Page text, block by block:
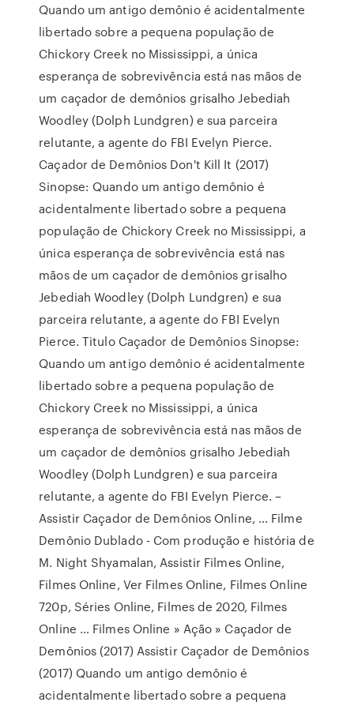
Quando um antigo demônio é acidentalmente
libertado sobre a pequena população de
Chickory Creek no Mississippi, a única
esperança de sobrevivência está nas mãos de
um caçador de demônios grisalho Jebediah
Woodley (Dolph Lundgren) e sua parceira
relutante, a agente do FBI Evelyn Pierce.
Caçador de Demônios Don't Kill It (2017)
Sinopse: Quando um antigo demônio é
acidentalmente libertado sobre a pequena
população de Chickory Creek no Mississippi, a
única esperança de sobrevivência está nas
mãos de um caçador de demônios grisalho
Jebediah Woodley (Dolph Lundgren) e sua
parceira relutante, a agente do FBI Evelyn
Pierce. Titulo Caçador de Demônios Sinopse:
Quando um antigo demônio é acidentalmente
libertado sobre a pequena população de
Chickory Creek no Mississippi, a única
esperança de sobrevivência está nas mãos de
um caçador de demônios grisalho Jebediah
Woodley (Dolph Lundgren) e sua parceira
relutante, a agente do FBI Evelyn Pierce. –
Assistir Caçador de Demônios Online, … Filme
Demônio Dublado - Com produção e história de
M. Night Shyamalan, Assistir Filmes Online,
Filmes Online, Ver Filmes Online, Filmes Online
720p, Séries Online, Filmes de 2020, Filmes
Online … Filmes Online » Ação » Caçador de
Demônios (2017) Assistir Caçador de Demônios
(2017) Quando um antigo demônio é
acidentalmente libertado sobre a pequena